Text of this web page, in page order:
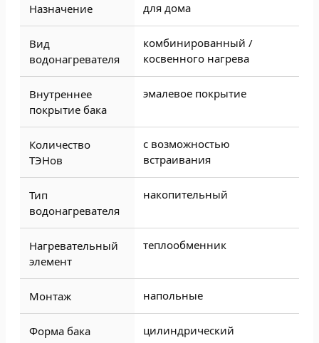
Назначение для дома
Вид
водонагревателя
комбинированный /
косвенного нагрева
Внутреннее
покрытие бака
эмалевое покрытие
Количество
ТЭНов
с возможностью
встраивания
Тип
водонагревателя
накопительный
Нагревательный
элемент
теплообменник
Монтаж напольные
Форма бака цилиндрический